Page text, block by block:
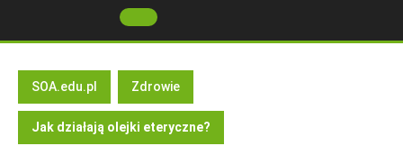
Open
Button
SOA.edu.pl Zdrowie
Jak działają olejki eteryczne?